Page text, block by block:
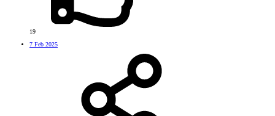
19
7 Feb 2025